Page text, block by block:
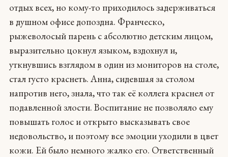
отдых всех, но кому-то приходилось задерживаться
в душном офисе допоздна. Франческо,
рыжеволосый парень с абсолютно детским лицом,
выразительно цокнул языком, вздохнул и,
уткнувшись взглядом в один из мониторов на столе,
стал густо краснеть. Анна, сидевшая за столом
напротив него, знала, что так её коллега краснел от
подавленной злости. Воспитание не позволяло ему
повышать голос и открыто высказывать свое
недовольство, и поэтому все эмоции уходили в цвет
кожи. Ей было немного жалко его. Ответственный